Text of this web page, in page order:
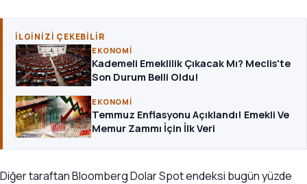
İLGINIZI ÇEKEBILIR
EKONOMI
Kademeli Emeklilik Çıkacak Mı? Meclis'te
Son Durum Belli Oldu!
EKONOMI
Temmuz Enflasyonu Açıklandı! Emekli Ve
Memur Zammı İçin İlk Veri
Diğer taraftan Bloomberg Dolar Spot endeksi bugün yüzde